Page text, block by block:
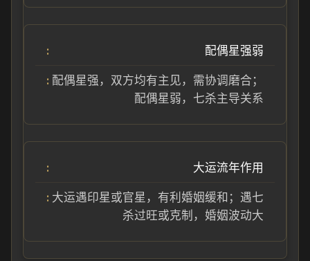
配偶星强弱
配偶星强，双方均有主见，需协调磨合；
配偶星弱，七杀主导关系
大运流年作用
大运遇印星或官星，有利婚姻缓和；遇七
杀过旺或克制，婚姻波动大